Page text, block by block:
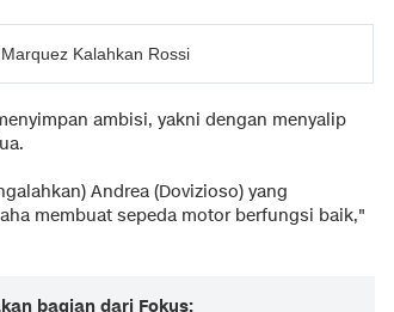
Kalahkan Rossi
ambisi, yakni dengan menyalip
Andrea (Dovizioso) yang
membuat sepeda motor berfungsi baik,"
bagian dari Fokus: